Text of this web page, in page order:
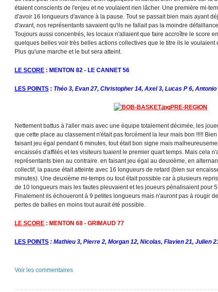
étaient conscients de l'enjeu et ne voulaient rien lâcher. Une première mi-
d'avoir 16 longueurs d'avance à la pause. Tout se passait bien mais ayant
d'avant, nos représentants savaient qu'ils ne fallait pas la moindre
Toujours aussi concentrés, les locaux n'allaient que faire accroître le score
quelques belles voir très belles actions collectives que le titre ils le voulaient
Plus qu'une marche et le but sera atteint.
LE SCORE : MENTON 82 - LE CANNET 56
LES POINTS : Théo 3, Evan 27, Christopher 14, Axel 3, Lucas P 6,
PRE-REGION
Nettement battus à l'aller mais avec une équipe totalement décimée, les
que cette place au classement n'était pas forcément la leur mais bon !!!!!
faisant jeu égal pendant 6 minutes, tout était bon signe mais
encaissés d'affilés et les visiteurs tuaient le premier quart temps. Mais cela
représentants bien au contraire. en faisant jeu égal au deuxième, en
collectif, la pause était atteinte avec 16 longueurs de retard (bien sur
minutes). Une deuxième mi-temps ou tout était possible car à plusieurs
de 10 longueurs mais les fautes pleuvaient et les joueurs pénalisaient pour
Finalement ils échoueront à 9 petites longueurs mais n'auront pas à rougir
pertes de balles en moins tout aurait été possible.
LE SCORE : MENTON 68 - GRIMAUD 77
LES POINTS : Mathieu 3, Pierre 2, Morgan 12, Nicolas, Flavien 21, Julien
Voir les commentaires